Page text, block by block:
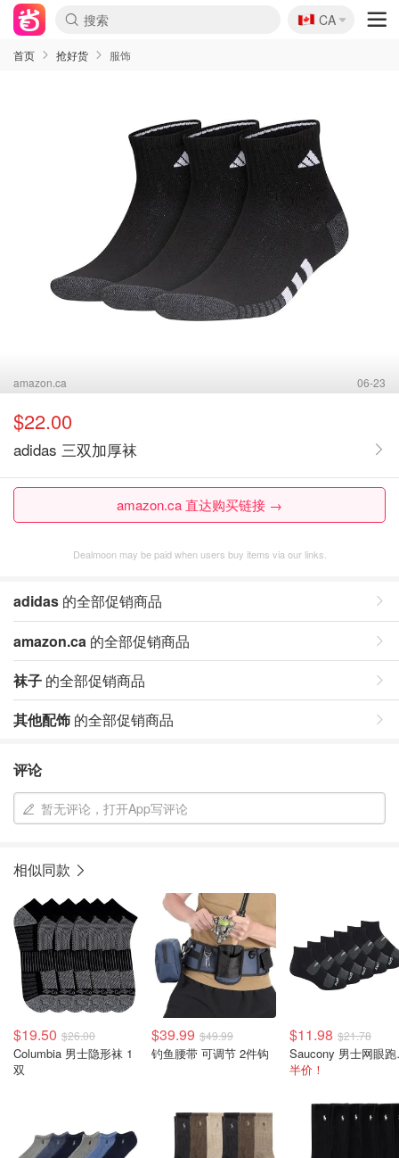
🇨🇦
CA
首页 抢好货 服饰
amazon.ca 06-23
$22.00
adidas 三双加厚袜
amazon.ca 直达购买链接 →
Dealmoon may be paid when users buy items via our links.
adidas 的全部促销商品
amazon.ca 的全部促销商品
袜子 的全部促销商品
其他配饰 的全部促销商品
评论
暂无评论，打开App写评论
相似同款
$19.50 $26.00
Columbia 男士隐形袜 1
双
$39.99 $49.99
钓鱼腰带 可调节 2件钩
$11.98 $21.78
半价！